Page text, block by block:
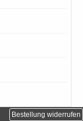
Bestellung widerrufen